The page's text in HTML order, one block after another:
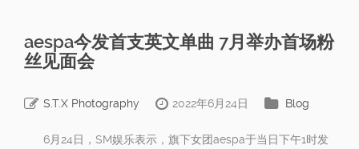
aespa今发首支英文单曲 7月举办首场粉
丝见面会
S.T.X Photography 2022年6月24日 Blog
6月24日，SM娱乐表示，旗下女团aespa于当日下午1时发